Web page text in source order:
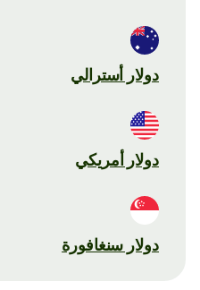
دولار أسترالي
دولار أمريكي
دولار سنغافورة